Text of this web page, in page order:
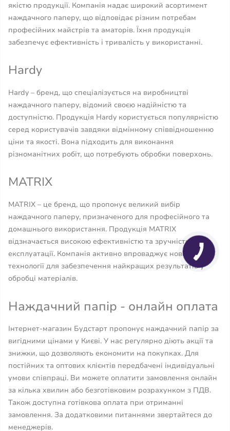
якістю продукції. Компанія надає широкий асортимент
наждачного паперу, що відповідає різним потребам
професійних майстрів та аматорів. Їхня продукція
забезпечує ефективність і тривалість у використанні.
Hardy
Hardy – бренд, що спеціалізується на виробництві
наждачного паперу, відомий своєю надійністю та
доступністю. Продукція Hardy користується популярністю
серед користувачів завдяки відмінному співвідношенню
ціни та якості. Вона підходить для виконання
різноманітних робіт, що потребують обробки поверхонь.
MATRIX
MATRIX – це бренд, що пропонує великий вибір
наждачного паперу, призначеного для професійного та
домашнього використання. Продукція MATRIX
відзначається високою ефективністю та зручністю в
експлуатації. Компанія активно впроваджує новітні
технології для забезпечення найкращих результатів у
обробці матеріалів.
Наждачний папір - онлайн оплата
Інтернет-магазин Будстарт пропонує наждачний папір за
вигідними цінами у Києві. У нас регулярно діють акції та
знижки, що дозволяють економити на покупках. Для
постійних та оптових клієнтів передбачені індивідуальні
умови співпраці. Ви можете оплатити замовлення онлайн
за кілька хвилин або безготівковим розрахунком з ПДВ.
Також доступна готівкова оплата при отриманні
замовлення. За додатковими питаннями звертайтеся до
менеджерів.